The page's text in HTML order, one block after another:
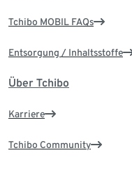
Tchibo MOBIL FAQs
Entsorgung / Inhaltsstoffe
Über Tchibo
Karriere
Tchibo Community